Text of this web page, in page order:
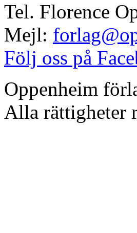
Tel. Florence
Mejl:
Följ oss på
Oppenheim
Alla rättigheter